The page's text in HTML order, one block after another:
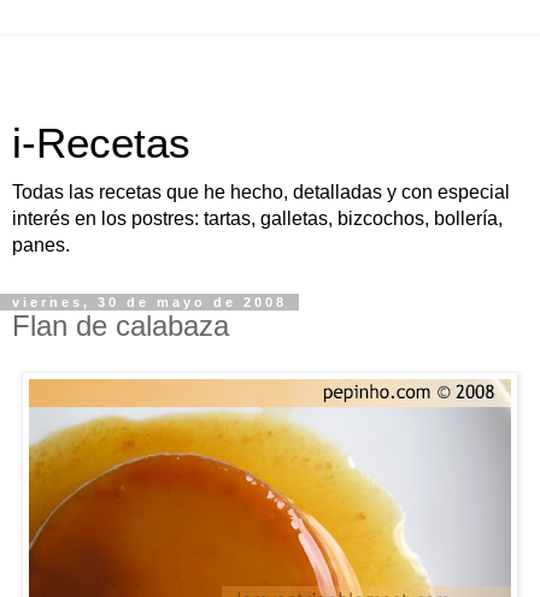
i-Recetas
Todas las recetas que he hecho, detalladas y con especial
interés en los postres: tartas, galletas, bizcochos, bollería,
panes.
viernes, 30 de mayo de 2008
Flan de calabaza